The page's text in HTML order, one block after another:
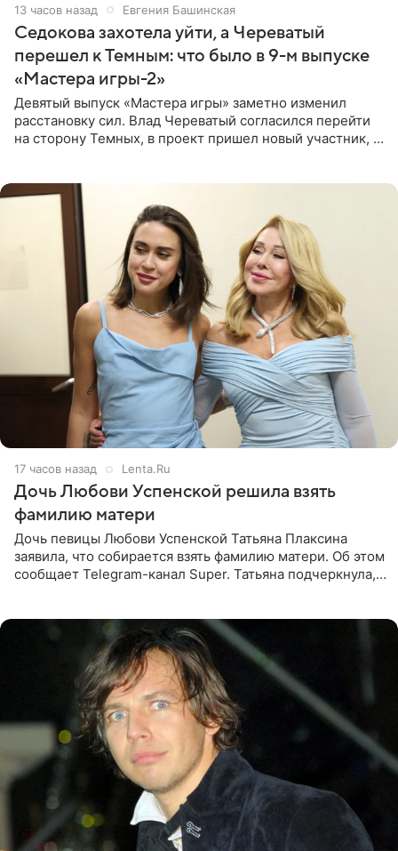
13 часов назад Евгения Башинская
Седокова захотела уйти, а Череватый
перешел к Темным: что было в 9-м выпуске
«Мастера игры-2»
Девятый выпуск «Мастера игры» заметно изменил
расстановку сил. Влад Череватый согласился перейти
на сторону Темных, в проект пришел новый участник, а
17 часов назад Lenta.Ru
Дочь Любови Успенской решила взять
фамилию матери
Дочь певицы Любови Успенской Татьяна Плаксина
заявила, что собирается взять фамилию матери. Об этом
сообщает Telegram-канал Super. Татьяна подчеркнула,